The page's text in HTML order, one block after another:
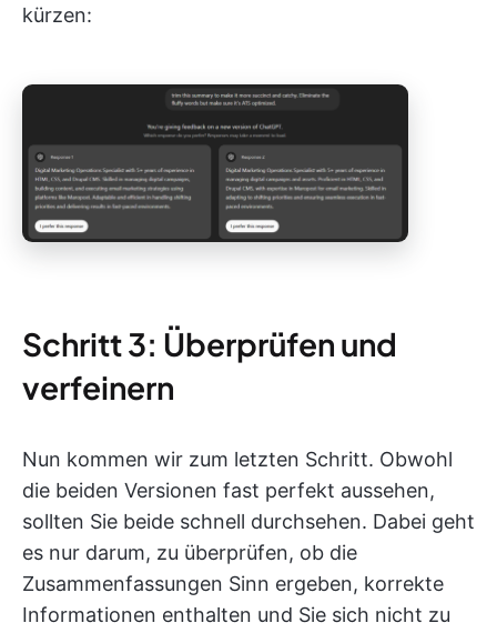
kürzen:
Schritt 3: Überprüfen und
verfeinern
Nun kommen wir zum letzten Schritt. Obwohl
die beiden Versionen fast perfekt aussehen,
sollten Sie beide schnell durchsehen. Dabei geht
es nur darum, zu überprüfen, ob die
Zusammenfassungen Sinn ergeben, korrekte
Informationen enthalten und Sie sich nicht zu